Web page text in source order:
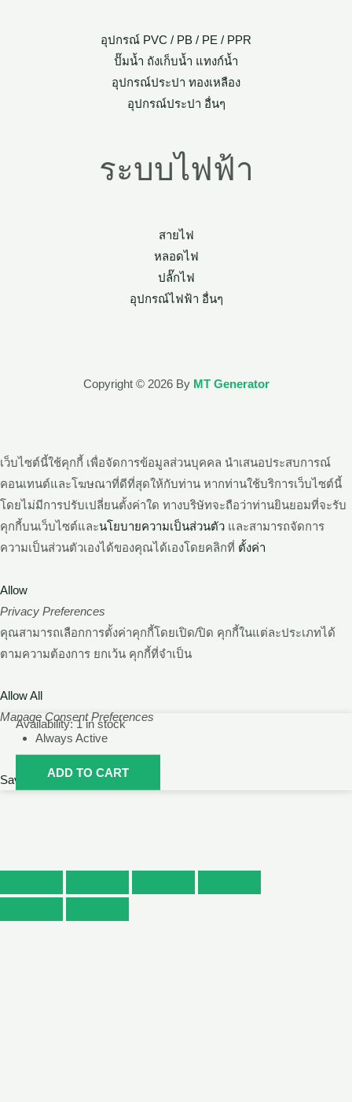
อุปกรณ์ PVC / PB / PE / PPR
ปั๊มน้ำ ถังเก็บน้ำ แทงก์น้ำ
อุปกรณ์ประปา ทองเหลือง
อุปกรณ์ประปา อื่นๆ
ระบบไฟฟ้า
สายไฟ
หลอดไฟ
ปลั๊กไฟ
อุปกรณ์ไฟฟ้า อื่นๆ
Copyright © 2026 By MT Generator
เว็บไซต์นี้ใช้คุกกี้ เพื่อจัดการข้อมูลส่วนบุคคล นำเสนอประสบการณ์
คอนเทนต์และโฆษณาที่ดีที่สุดให้กับท่าน หากท่านใช้บริการเว็บไซต์นี้
โดยไม่มีการปรับเปลี่ยนตั้งค่าใด ทางบริษัทจะถือว่าท่านยินยอมที่จะรับ
คุกกี้บนเว็บไซต์และนโยบายความเป็นส่วนตัว และสามารถจัดการ
ความเป็นส่วนตัวเองได้ของคุณได้เองโดยคลิกที่ ตั้งค่า
Allow
Privacy Preferences
คุณสามารถเลือกการตั้งค่าคุกกี้โดยเปิด/ปิด คุกกี้ในแต่ละประเภทได้
ตามความต้องการ ยกเว้น คุกกี้ที่จำเป็น
Allow All
Manage Consent Preferences
Always Active
Save
Availability: 1 in stock
10
ใบ
เจียร
ขนาด
4
ADD TO CART